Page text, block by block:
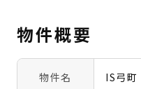
物件概要
物件名 IS弓町